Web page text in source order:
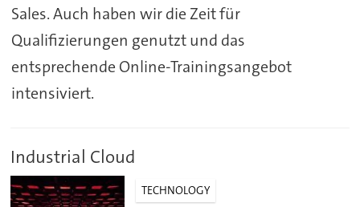
Sales. Auch haben wir die Zeit für
Qualifizierungen genutzt und das
entsprechende Online-Trainingsangebot
intensiviert.
Industrial Cloud
TECHNOLOGY